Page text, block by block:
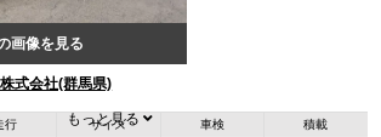
画像を見る
式会社(群馬県)
行 サイズ 車検 積載
もっと見る